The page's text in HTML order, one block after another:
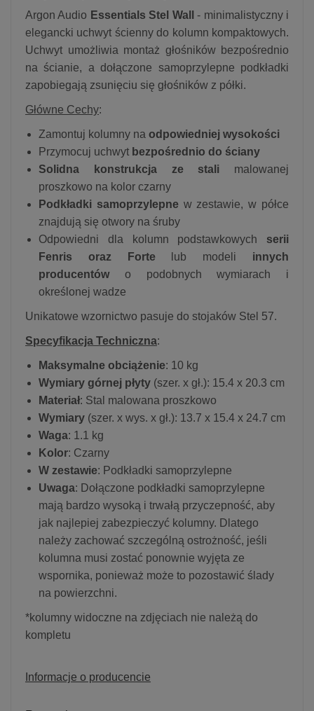
Argon Audio Essentials Stel Wall
- minimalistyczny i
elegancki uchwyt ścienny do kolumn kompaktowych.
Uchwyt umożliwia montaż głośników bezpośrednio
na ścianie, a dołączone samoprzylepne podkładki
zapobiegają zsunięciu się głośników z półki.
Główne Cechy:
Zamontuj kolumny na odpowiedniej wysokości
Przymocuj uchwyt bezpośrednio do ściany
Solidna konstrukcja ze stali malowanej
proszkowo na kolor czarny
Podkładki samoprzylepnew zestawie, w półce
znajdują się otwory na śruby
Odpowiedni dla kolumn podstawkowych serii
Fenris oraz Fortelub modeli innych
producentówo podobnych wymiarach i
określonej wadze
Unikatowe wzornictwo pasuje do stojaków Stel 57.
Specyfikacja Techniczna:
Maksymalne obciążenie: 10 kg
Wymiary górnej płyty (szer. x gł.): 15.4 x 20.3 cm
Materiał: Stal malowana proszkowo
Wymiary (szer. x wys. x gł.): 13.7 x 15.4 x 24.7 cm
Waga: 1.1 kg
Kolor: Czarny
W zestawie: Podkładki samoprzylepne
Uwaga: Dołączone podkładki samoprzylepne
mają bardzo wysoką i trwałą przyczepność, aby
jak najlepiej zabezpieczyć kolumny. Dlatego
należy zachować szczególną ostrożność, jeśli
kolumna musi zostać ponownie wyjęta ze
wspornika, ponieważ może to pozostawić ślady
na powierzchni.
*kolumny widoczne na zdjęciach nie należą do
kompletu
Informacje o producencie